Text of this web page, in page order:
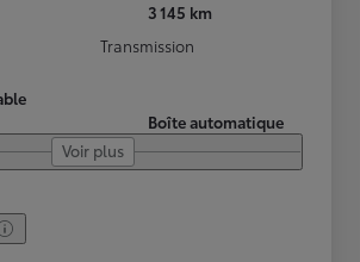
3 145 km
Transmission
Boîte automatique
Voir plus